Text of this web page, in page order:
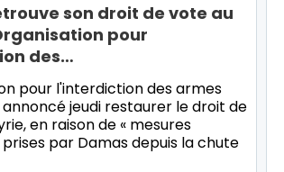
son droit de vote au
pour
des…
pour l'interdiction des armes
jeudi restaurer le droit de
en raison de « mesures
par Damas depuis la chute